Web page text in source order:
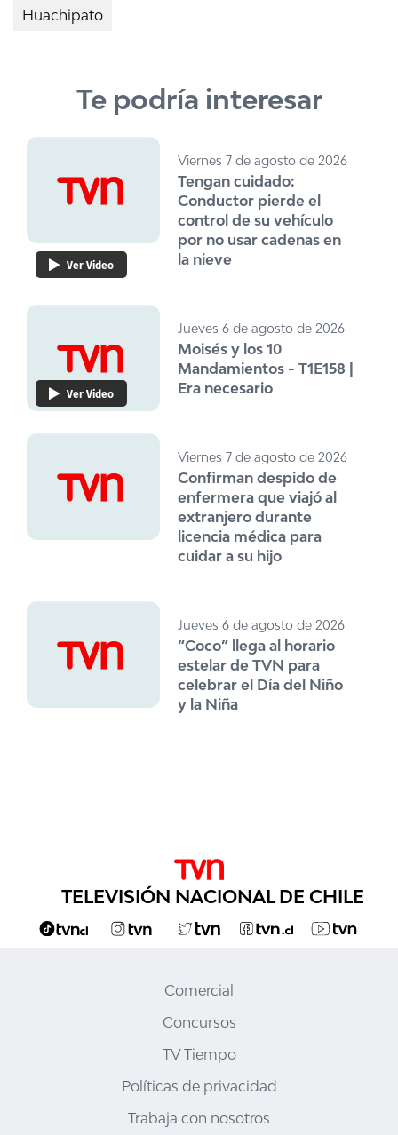
Huachipato
Te podría interesar
Ver Video
Viernes 7 de agosto de 2026
Tengan cuidado:
Conductor pierde el
control de su vehículo
por no usar cadenas en
la nieve
Ver Video
Jueves 6 de agosto de 2026
Moisés y los 10
Mandamientos - T1E158 |
Era necesario
Viernes 7 de agosto de 2026
Confirman despido de
enfermera que viajó al
extranjero durante
licencia médica para
cuidar a su hijo
Jueves 6 de agosto de 2026
“Coco” llega al horario
estelar de TVN para
celebrar el Día del Niño
y la Niña
TELEVISIÓN NACIONAL DE CHILE
Comercial
Concursos
TV Tiempo
Políticas de privacidad
Trabaja con nosotros